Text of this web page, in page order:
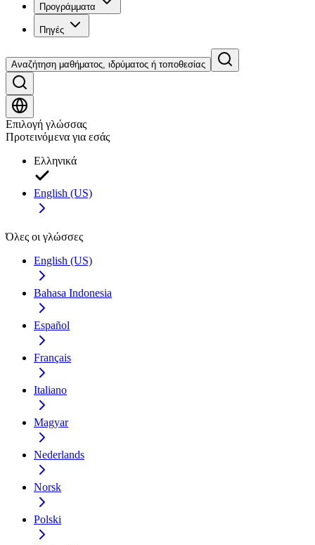
Προγράμματα
Πηγές
Αναζήτηση μαθήματος, ιδρύματος ή τοποθεσίας
Επιλογή γλώσσας
Προτεινόμενα για εσάς
Ελληνικά
English (US)
Όλες οι γλώσσες
English (US)
Bahasa Indonesia
Español
Français
Italiano
Magyar
Nederlands
Norsk
Polski